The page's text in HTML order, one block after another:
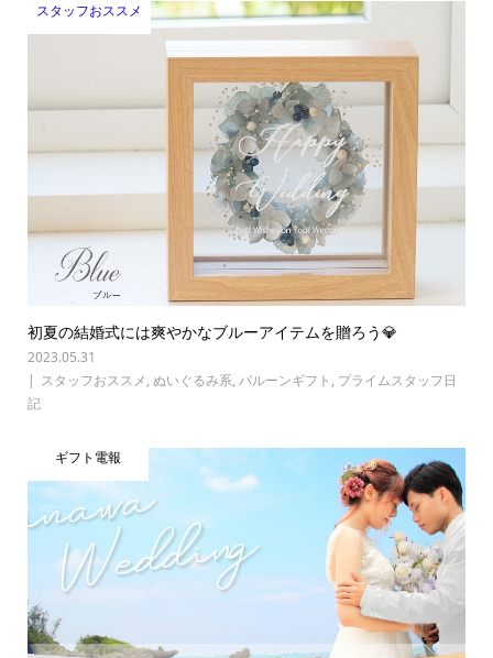
スタッフおススメ
初夏の結婚式には爽やかなブルーアイテムを贈ろう💎
2023.05.31
スタッフおススメ, ぬいぐるみ系, バルーンギフト , プライムスタッフ日
記
ギフト電報